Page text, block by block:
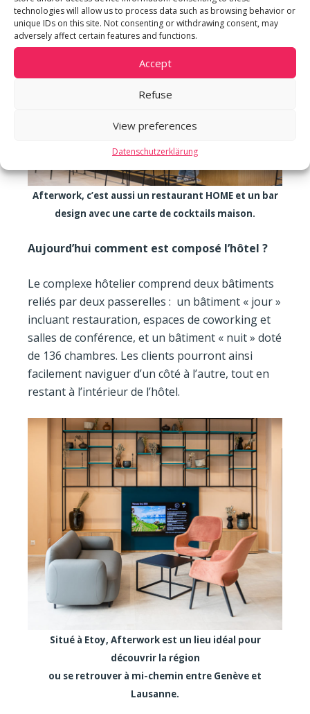
technologies will allow us to process data such as browsing behavior or
unique IDs on this site. Not consenting or withdrawing consent, may
adversely affect certain features and functions.
Accept
Refuse
View preferences
Datenschutzerklärung
Afterwork, c’est aussi un restaurant HOME et un bar
design avec une carte de cocktails maison.
Aujourd’hui comment est composé l’hôtel ?
Le complexe hôtelier comprend deux bâtiments
reliés par deux passerelles : un bâtiment « jour »
incluant restauration, espaces de coworking et
salles de conférence, et un bâtiment « nuit » doté
de 136 chambres. Les clients pourront ainsi
facilement naviguer d’un côté à l’autre, tout en
restant à l’intérieur de l’hôtel.
Situé à Etoy, Afterwork est un lieu idéal pour
découvrir la région
ou se retrouver à mi-chemin entre Genève et
Lausanne.